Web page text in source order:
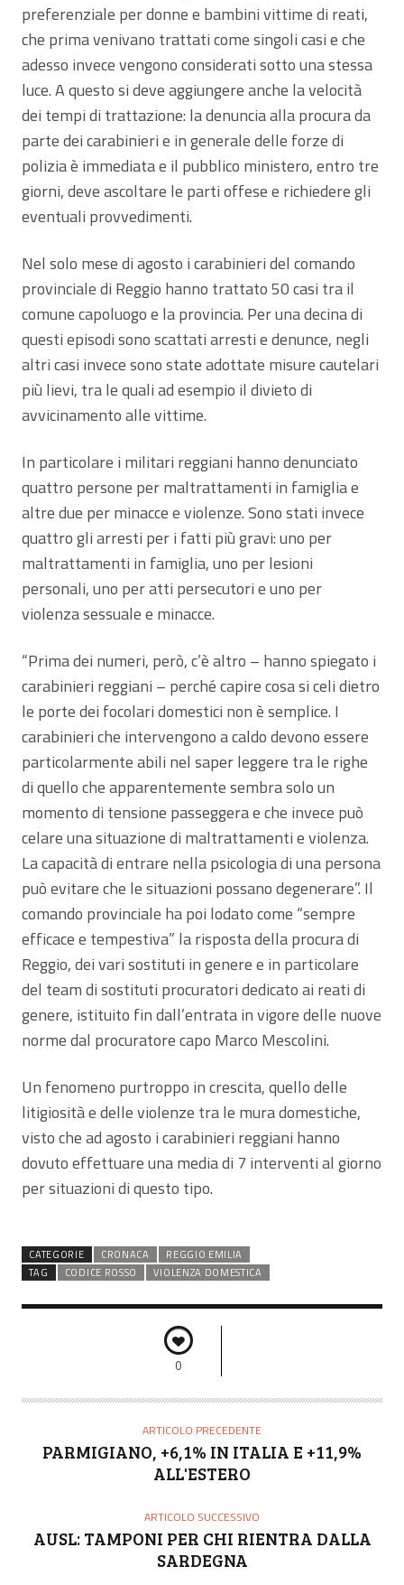
preferenziale per donne e bambini vittime di reati,
che prima venivano trattati come singoli casi e che
adesso invece vengono considerati sotto una stessa
luce. A questo si deve aggiungere anche la velocità
dei tempi di trattazione: la denuncia alla procura da
parte dei carabinieri e in generale delle forze di
polizia è immediata e il pubblico ministero, entro tre
giorni, deve ascoltare le parti offese e richiedere gli
eventuali provvedimenti.
Nel solo mese di agosto i carabinieri del comando
provinciale di Reggio hanno trattato 50 casi tra il
comune capoluogo e la provincia. Per una decina di
questi episodi sono scattati arresti e denunce, negli
altri casi invece sono state adottate misure cautelari
più lievi, tra le quali ad esempio il divieto di
avvicinamento alle vittime.
In particolare i militari reggiani hanno denunciato
quattro persone per maltrattamenti in famiglia e
altre due per minacce e violenze. Sono stati invece
quattro gli arresti per i fatti più gravi: uno per
maltrattamenti in famiglia, uno per lesioni
personali, uno per atti persecutori e uno per
violenza sessuale e minacce.
“Prima dei numeri, però, c’è altro – hanno spiegato i
carabinieri reggiani – perché capire cosa si celi dietro
le porte dei focolari domestici non è semplice. I
carabinieri che intervengono a caldo devono essere
particolarmente abili nel saper leggere tra le righe
di quello che apparentemente sembra solo un
momento di tensione passeggera e che invece può
celare una situazione di maltrattamenti e violenza.
La capacità di entrare nella psicologia di una persona
può evitare che le situazioni possano degenerare”. Il
comando provinciale ha poi lodato come “sempre
efficace e tempestiva” la risposta della procura di
Reggio, dei vari sostituti in genere e in particolare
del team di sostituti procuratori dedicato ai reati di
genere, istituito fin dall’entrata in vigore delle nuove
norme dal procuratore capo Marco Mescolini.
Un fenomeno purtroppo in crescita, quello delle
litigiosità e delle violenze tra le mura domestiche,
visto che ad agosto i carabinieri reggiani hanno
dovuto effettuare una media di 7 interventi al giorno
per situazioni di questo tipo.
CATEGORIE CRONACA
REGGIO EMILIA
TAG
CODICE ROSSO VIOLENZA DOMESTICA
0
ARTICOLO PRECEDENTE
PARMIGIANO, +6,1% IN ITALIA E +11,9%
ALL'ESTERO
ARTICOLO SUCCESSIVO
AUSL: TAMPONI PER CHI RIENTRA DALLA
SARDEGNA